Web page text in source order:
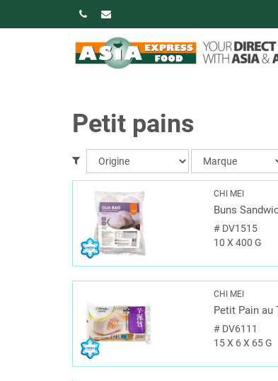
Petit pains
CHI MEI
Buns
# DV1515
10 X 400 G
CHI MEI
Petit Pain au
# DV6111
15 X 6 X 65 G